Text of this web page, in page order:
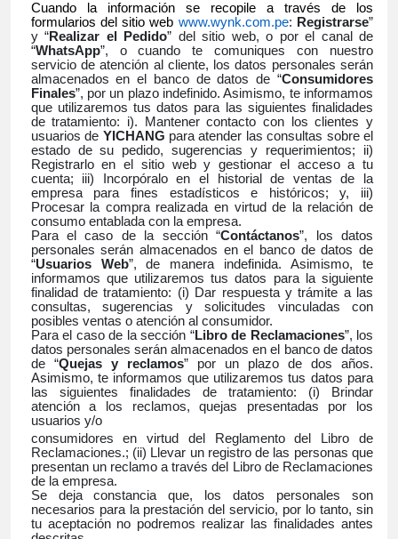
Cuando la información se recopile a través de los
formularios del sitio web www.wynk.com.pe: Registrarse”
y “Realizar el Pedido” del sitio web, o por el canal de
“WhatsApp”, o cuando te comuniques con nuestro
servicio de atención al cliente, los datos personales serán
almacenados en el banco de datos de “Consumidores
Finales”, por un plazo indefinido. Asimismo, te informamos
que utilizaremos tus datos para las siguientes finalidades
de tratamiento: i). Mantener contacto con los clientes y
usuarios de YICHANG para atender las consultas sobre el
estado de su pedido, sugerencias y requerimientos; ii)
Registrarlo en el sitio web y gestionar el acceso a tu
cuenta; iii) Incorpóralo en el historial de ventas de la
empresa para fines estadísticos e históricos; y, iii)
Procesar la compra realizada en virtud de la relación de
consumo entablada con la empresa.
Para el caso de la sección “Contáctanos”, los datos
personales serán almacenados en el banco de datos de
“Usuarios Web”, de manera indefinida. Asimismo, te
informamos que utilizaremos tus datos para la siguiente
finalidad de tratamiento: (i) Dar respuesta y trámite a las
consultas, sugerencias y solicitudes vinculadas con
posibles ventas o atención al consumidor.
Para el caso de la sección “Libro de Reclamaciones”, los
datos personales serán almacenados en el banco de datos
de “Quejas y reclamos” por un plazo de dos años.
Asimismo, te informamos que utilizaremos tus datos para
las siguientes finalidades de tratamiento: (i) Brindar
atención a los reclamos, quejas presentadas por los
usuarios y/o
consumidores en virtud del Reglamento del Libro de
Reclamaciones.; (ii) Llevar un registro de las personas que
presentan un reclamo a través del Libro de Reclamaciones
de la empresa.
Se deja constancia que, los datos personales son
necesarios para la prestación del servicio, por lo tanto, sin
tu aceptación no podremos realizar las finalidades antes